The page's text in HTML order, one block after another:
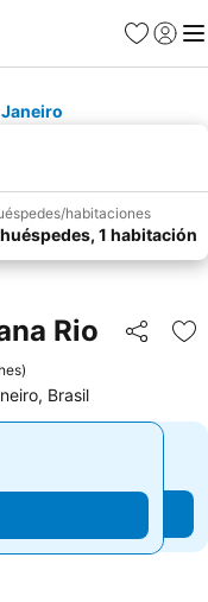
Favoritos
Iniciar
habitaciones
1 habitación
Rio Compartir
)
Brasil